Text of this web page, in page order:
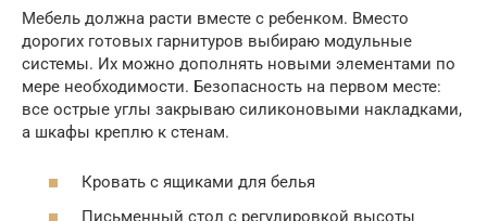
Мебель должна расти вместе с ребенком. Вместо
дорогих готовых гарнитуров выбираю модульные
системы. Их можно дополнять новыми элементами по
мере необходимости. Безопасность на первом месте:
все острые углы закрываю силиконовыми накладками,
а шкафы креплю к стенам.
Кровать с ящиками для белья
Письменный стол с регулировкой высоты